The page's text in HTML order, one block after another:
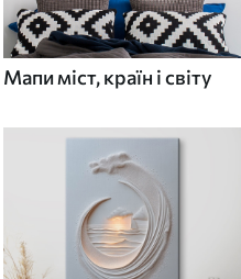
Мапи міст, країн і світу